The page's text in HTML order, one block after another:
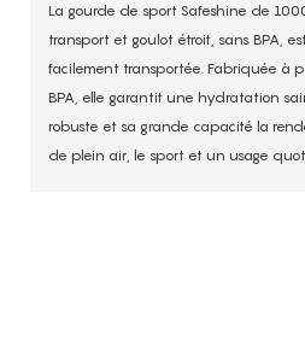
La gourde de sport Safeshine de
transport et goulot étroit, sans BPA,
facilement transportée. Fabriquée à
BPA, elle garantit une hydratation
robuste et sa grande capacité la
de plein air, le sport et un usage